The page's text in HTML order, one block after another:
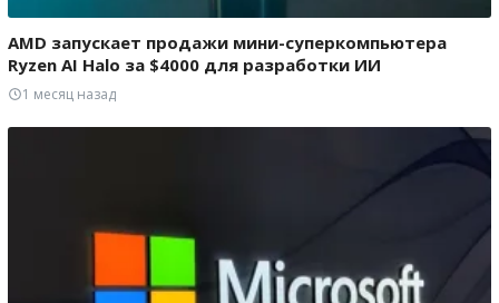
AMD запускает продажи мини-суперкомпьютера
Ryzen AI Halo за $4000 для разработки ИИ
1 месяц назад